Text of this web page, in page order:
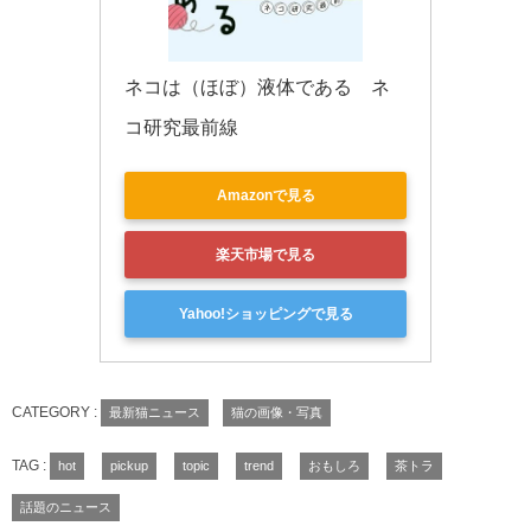
ネコは（ほぼ）液体である　ネ
コ研究最前線
Amazonで見る
楽天市場で見る
Yahoo!ショッピングで見る
CATEGORY : 最新猫ニュース 猫の画像・写真
TAG : hot pickup topic trend おもしろ 茶トラ
話題のニュース